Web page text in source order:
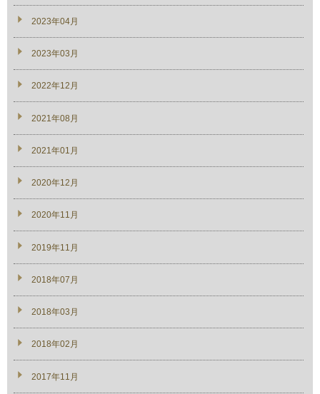
2023年04月
2023年03月
2022年12月
2021年08月
2021年01月
2020年12月
2020年11月
2019年11月
2018年07月
2018年03月
2018年02月
2017年11月